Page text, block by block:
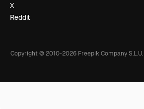
X
Reddit
Copyright © 2010-2026Freepik Company S.L.U.